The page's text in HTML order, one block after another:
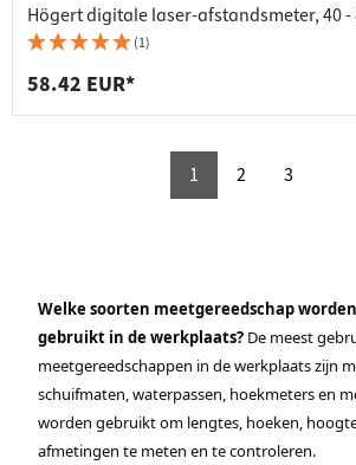
Högert digitale laser-afstandsmeter, 40 -
(1)
58.42 EUR*
1 2 3
Welke soorten meetgereedschap
gebruikt in de werkplaats? De meest
meetgereedschappen in de werkplaats zijn
schuifmaten, waterpassen, hoekmeters en
worden gebruikt om lengtes, hoeken,
afmetingen te meten en te controleren.